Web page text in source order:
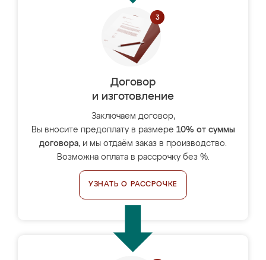
Договор
и изготовление
Заключаем договор,
Вы вносите предоплату в размере 10% от суммы
договора, и мы отдаём заказ в производство.
Возможна оплата в рассрочку без %.
УЗНАТЬ О РАССРОЧКЕ